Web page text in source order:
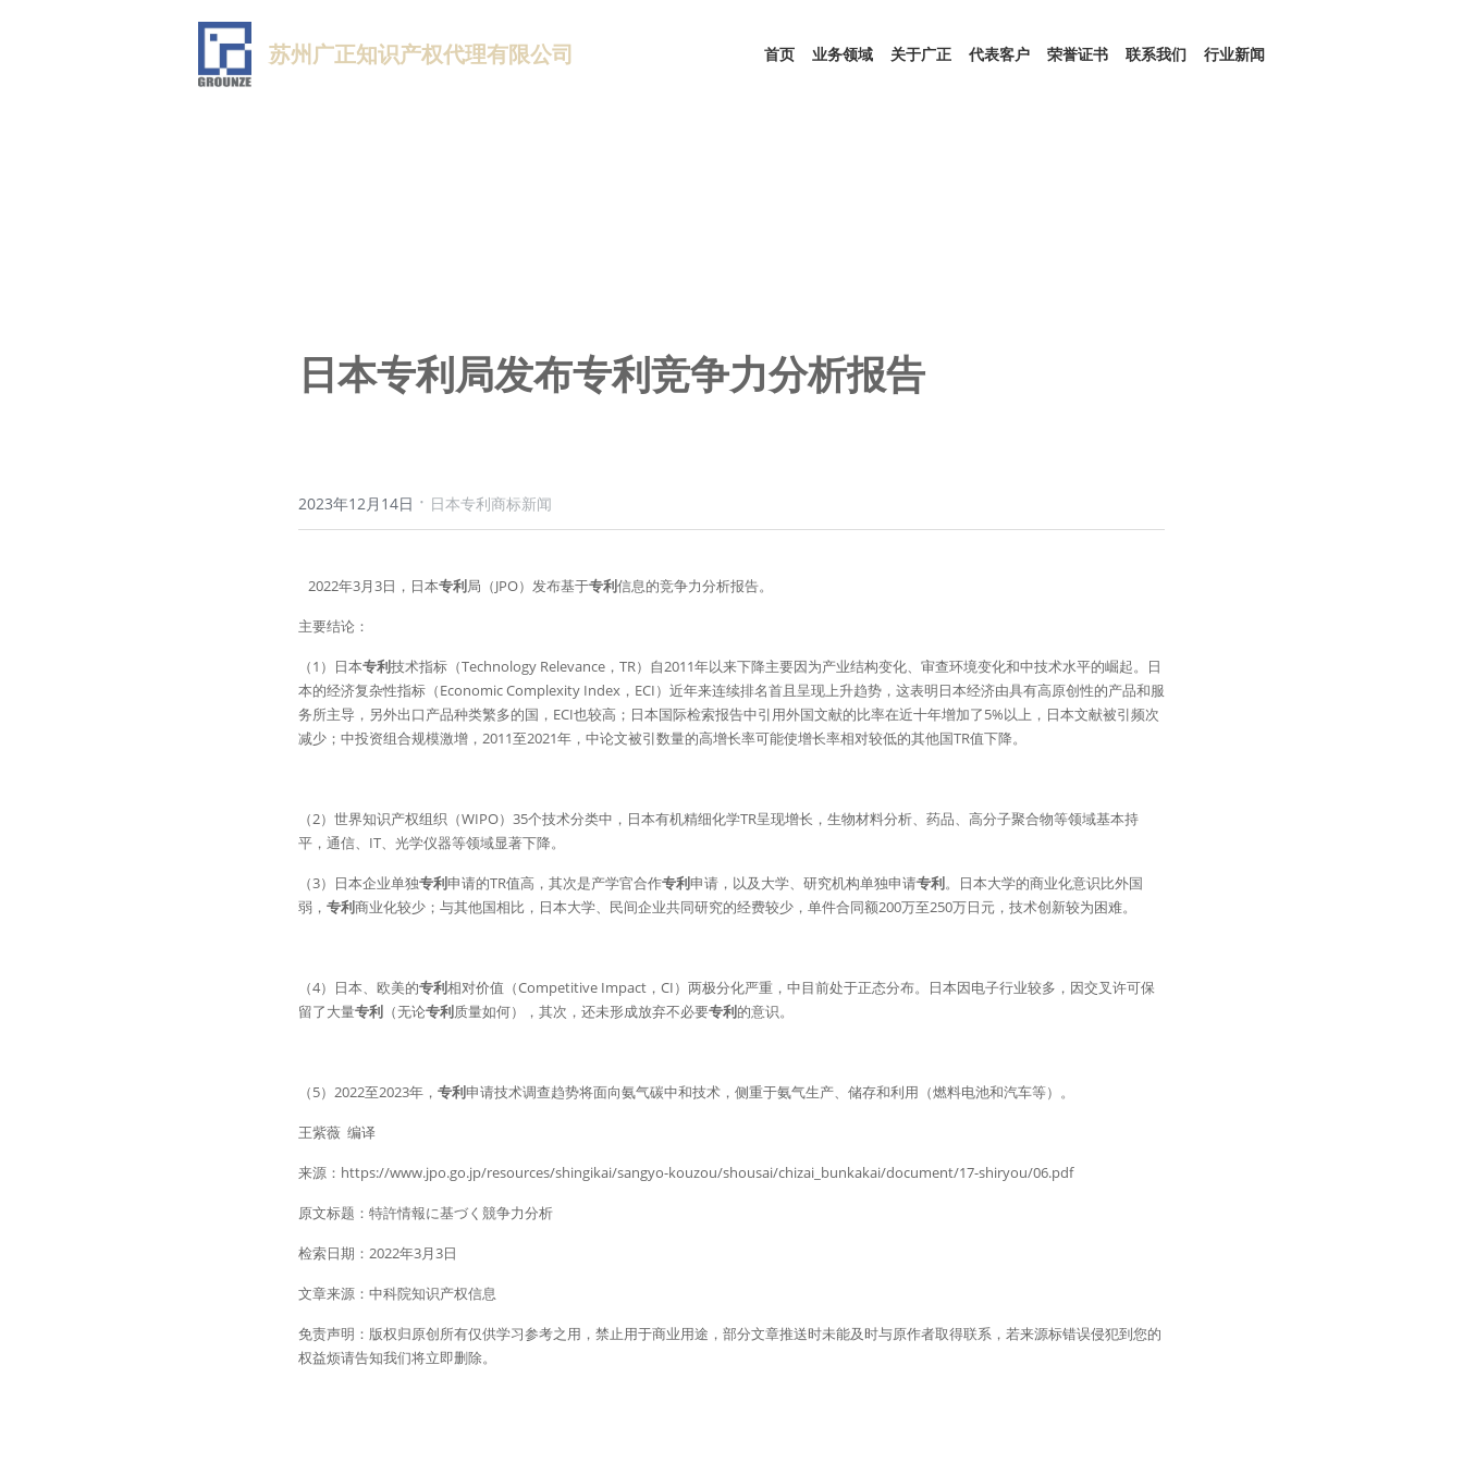
苏州广正知识产权代理有限公司 首页 业务领域 关于广正 代表客户 荣誉证书 联系我们 行业新闻
日本专利局发布专利竞争力分析报告
2023年12月14日 · 日本专利商标新闻
   2022年3月3日，日本
专利局（JPO）发布基于专利信息的竞争力分析报告。
主要结论：
（1）日本专利技术指标（Technology Relevance，TR）自2011年以来下降主要因为产业结构变化、审查环境变化和中技术水平的崛起。日
本的经济复杂性指标（Economic Complexity Index，ECI）近年来连续排名首且呈现上升趋势，这表明日本经济由具有高原创性的产品和服
务所主导，另外出口产品种类繁多的国，ECI也较高；日本国际检索报告中引用外国文献的比率在近十年增加了5%以上，日本文献被引频次
减少；中投资组合规模激增，2011至2021年，中论文被引数量的高增长率可能使增长率相对较低的其他国TR值下降。
（2）世界知识产权组织（WIPO）35个技术分类中，日本有机精细化学TR呈现增长，生物材料分析、药品、高分子聚合物等领域基本持
平，通信、IT、光学仪器等领域显著下降。
（3）日本企业单独专利申请的TR值高，其次是产学官合作专利申请，以及大学、研究机构单独申请专利。日本大学的商业化意识比外国
弱， 专利商业化较少；与其他国相比，日本大学、民间企业共同研究的经费较少，单件合同额200万至250万日元，技术创新较为困难。
（4）日本、欧美的专利相对价值（Competitive Impact，CI）两极分化严重，中目前处于正态分布。日本因电子行业较多，因交叉许可保
留了大量专利 （无论专利质量如何），其次，还未形成放弃不必要专利的意识。
（5）2022至2023年， 专利申请技术调查趋势将面向氨气碳中和技术，侧重于氨气生产、储存和利用（燃料电池和汽车等）。
王紫薇  编译
来源：https://www.jpo.go.jp/resources/shingikai/sangyo-kouzou/shousai/chizai_bunkakai/document/17-shiryou/06.pdf
原文标题：特許情報に基づく競争力分析
检索日期：2022年3月3日
文章来源：中科院知识产权信息
免责声明：版权归原创所有仅供学习参考之用，禁止用于商业用途，部分文章推送时未能及时与原作者取得联系，若来源标错误侵犯到您的
权益烦请告知我们将立即删除。